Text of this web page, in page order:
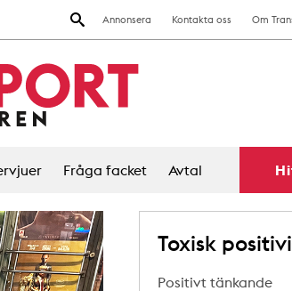
Annonsera Kontakta oss Om
Fråga facket Avtal
Toxisk
Positivt tänkande